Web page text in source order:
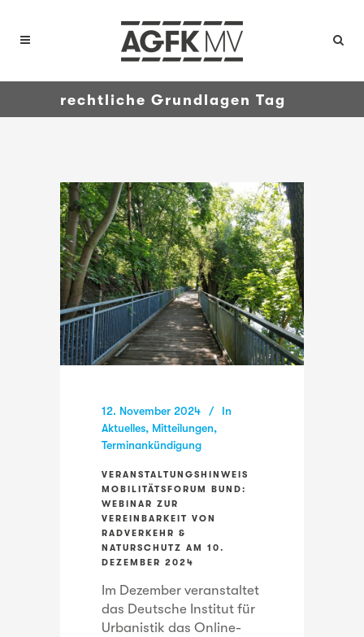
rechtliche Grundlagen Tag
12. November 2024
In
Aktuelles, Mitteilungen,
Terminankündigung
VERANSTALTUNGSHINWEIS
MOBILITÄTSFORUM BUND:
WEBINAR ZUR
VEREINBARKEIT VON
RADVERKEHR &
NATURSCHUTZ AM 10.
DEZEMBER 2024
Im Dezember veranstaltet
das Deutsche Institut für
Urbanistik das Online-